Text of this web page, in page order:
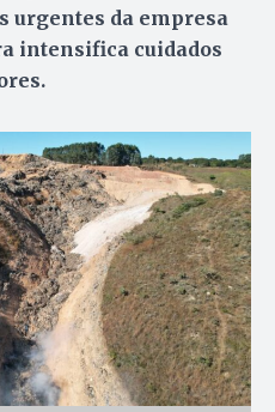
urgentes da empresa
intensifica cuidados